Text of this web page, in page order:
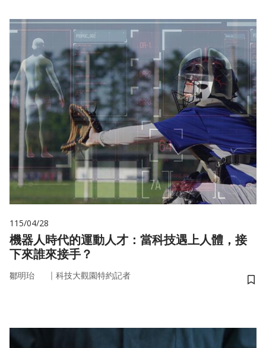
115/04/28
機器人時代的運動人才：當科技遇上人體，接
下來誰來接手？
鄒明珆 ｜ 科技大觀園特約記者
儲